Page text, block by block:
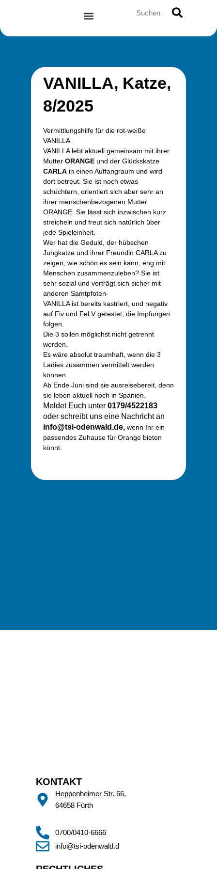
springen
Suche
VANILLA, Katze,
8/2025
Vermittlungshilfe für die rot-weiße
VANILLA
VANILLA lebt aktuell gemeinsam mit ihrer
Mutter ORANGE und der Glückskatze
CARLA in einen Auffangraum und wird
dort betreut. Sie ist noch etwas
schüchtern, orientiert sich aber sehr an
ihrer menschenbezogenen Mutter
ORANGE. Sie lässt sich inzwischen kurz
streicheln und freut sich natürlich über
jede Spieleinheit.
Wer hat die Geduld, der hübschen
Jungkatze und ihrer Freundin CARLA zu
zeigen, wie schön es sein kann, eng mit
Menschen zusammenzuleben? Sie ist
sehr sozial und verträgt sich sicher mit
anderen Samtpfoten-
VANILLA ist bereits kastriert, und negativ
auf Fiv und FeLV getestet, die Impfungen
folgen.
Die 3 sollen möglichst nicht getrennt
werden.
Es wäre absolut traumhaft, wenn die 3
Ladies zusammen vermittelt werden
können.
Ab Ende Juni sind sie ausreisebereit, denn
sie leben aktuell noch in Spanien.
Meldet Euch unter 0179/4522183
oder schreibt uns eine Nachricht an
info@tsi-odenwald.de, wenn Ihr ein
passendes Zuhause für Orange bieten
könnt.
KONTAKT
Heppenheimer Str. 66,
64658 Fürth
0700/0410-6666
info@tsi-odenwald.de